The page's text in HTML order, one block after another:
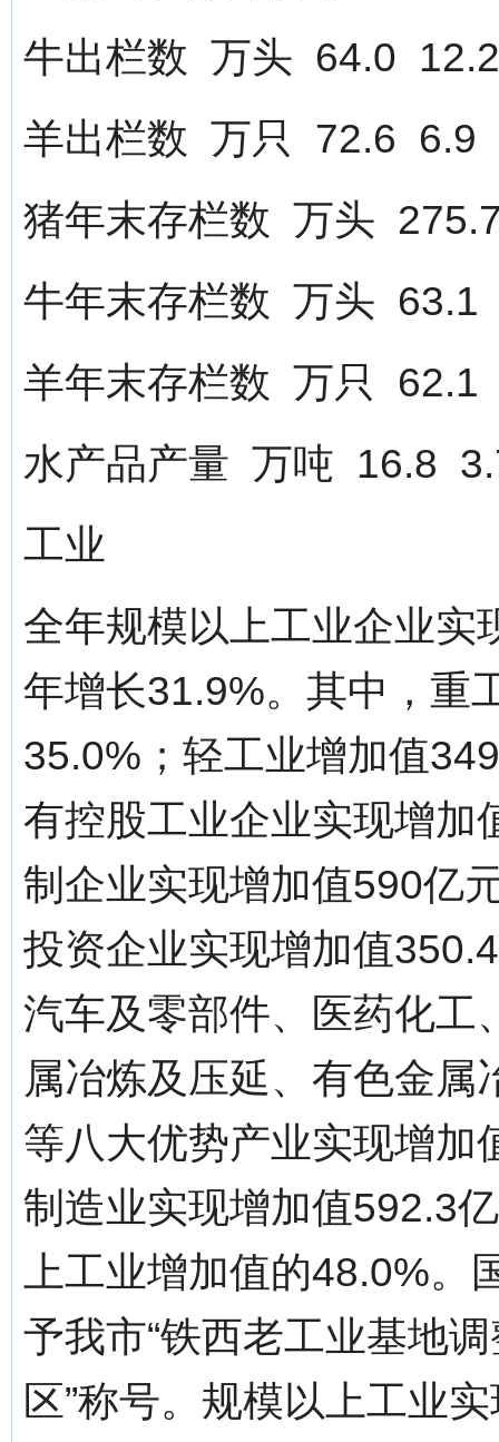
牛出栏数 万头 64.0 12.2
羊出栏数 万只 72.6 6.9
猪年末存栏数 万头
牛年末存栏数 万头 63.1
羊年末存栏数 万只 62.1
水产品产量 万吨 16.8
工业
全年规模以上工业企业实
年增长31.9%。其中，重
35.0%；轻工业增加值
有控股工业企业实现增加
制企业实现增加值590亿
投资企业实现增加值
汽车及零部件、医药化工
属冶炼及压延、有色金
等八大优势产业实现增加
制造业实现增加值592.3
上工业增加值的48.0%
予我市“铁西老工业基地
区”称号。规模以上工业